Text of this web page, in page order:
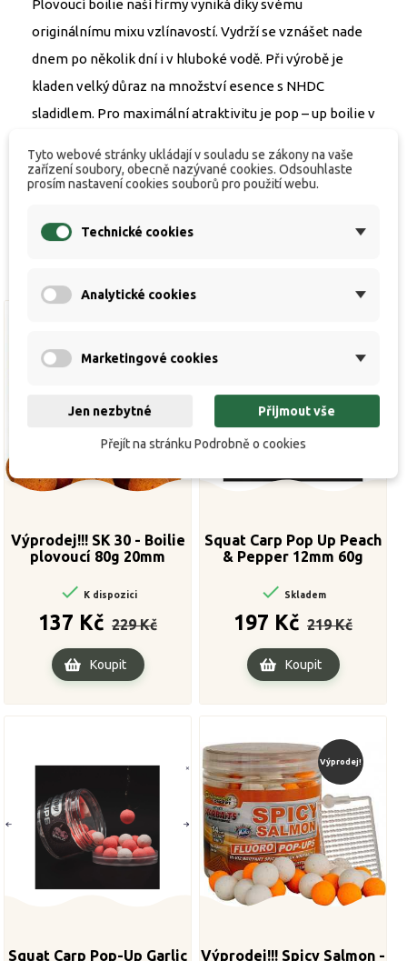
Plovoucí boilie naší firmy vyniká díky svému
originálnímu mixu vzlínavostí. Vydrží se vznášet nade
dnem po několik dní i v hluboké vodě. Při výrobě je
kladen velký důraz na množství esence s NHDC
sladidlem. Pro maximální atraktivitu je pop – up boilie v
ještě intenzivnější a přitažlivější, než kdykoli předtím.
Výprodej!!! SK 30 - Boilie
plovoucí 80g 20mm
 K dispozici
137 Kč
cena
229 Kč
Koupit
Squat Carp Pop Up Peach
& Pepper 12mm 60g
 Skladem
197 Kč
cena
219 Kč
Koupit
Squat Carp Pop-Up Garlic
Výprodej!
Výprodej!!! Spicy Salmon -
Tyto webové stránky ukládají v souladu se zákony na vaše
zařízení soubory, obecně nazývané cookies. Odsouhlaste
prosím nastavení cookies souborů pro použití webu.
Technické cookies
Analytické cookies
Marketingové cookies
Jen nezbytné Přijmout vše
Přejít na stránku Podrobně o cookies